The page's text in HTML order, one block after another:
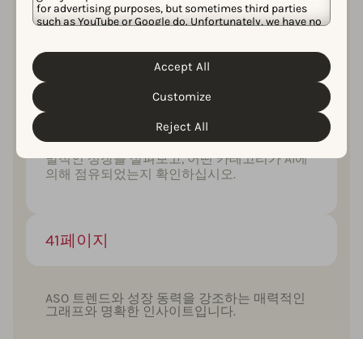
for advertising purposes, but sometimes third parties
such as YouTube or Google do. Unfortunately, we have no
personal data and the different cookies we use, please
Cookie Policy&Privacy Policy
customize your cookie settings and preferences by
clicking the “Customize” button.
Reject All
Customize
Accept All
캠페인 유형별로 맞춤형 제품 페이지가 전환을
얼마나 높이는지, 그리고 어떤 국가에서 이를 가
AI는 앱 스토어 환경을 어떻게
재편하고 있습니까?
초기 기대부터 주류 도입에 이르기까지 AI의 폭
발적인 성장을 살펴보고, 어떤 카테고리가 AI에
의해 점유되었는지 확인하십시오.
41페이지
ASO 트렌드와 성장 동력을 강조하는 매력적인
그래프와 명확한 인사이트입니다.